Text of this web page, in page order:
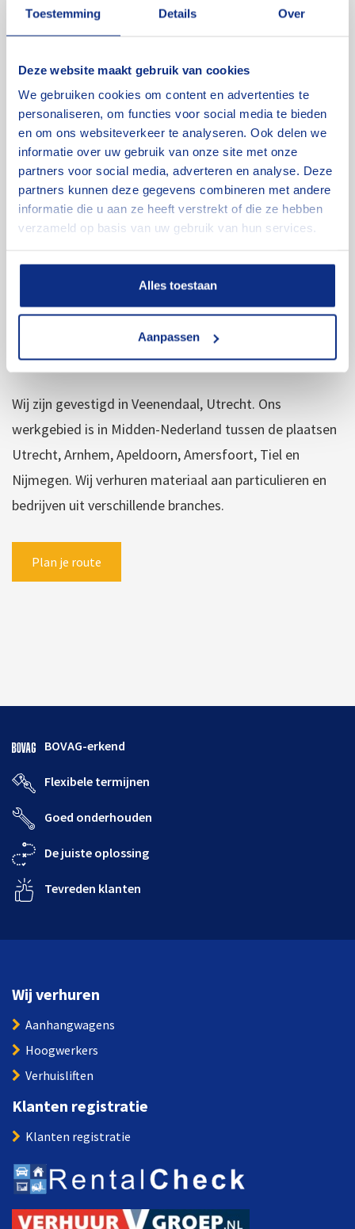
Toestemming Details Over
Deze website maakt gebruik van cookies
We gebruiken cookies om content en advertenties te
personaliseren, om functies voor social media te bieden
en om ons websiteverkeer te analyseren. Ook delen we
informatie over uw gebruik van onze site met onze
partners voor social media, adverteren en analyse. Deze
partners kunnen deze gegevens combineren met andere
informatie die u aan ze heeft verstrekt of die ze hebben
verzameld op basis van uw gebruik van hun services.
Alles toestaan
Aanpassen
Over Cluistra en
Aanhangwagens, hoogwerkers en verhuisliften: bij
Jekuntmijhuren.nl kun je voor elke klus het juiste
materiaal huren. Als specialist op dit gebied leveren wij
betrouwbaar materiaal tegen een nette prijs. We doen
wat we beloven. Dat is de kracht van goede service.
Over ons
Ons werkgebied
Wij zijn gevestigd in Veenendaal, Utrecht. Ons
werkgebied is in Midden-Nederland tussen de plaatsen
Utrecht, Arnhem, Apeldoorn, Amersfoort, Tiel en
Nijmegen. Wij verhuren materiaal aan particulieren en
bedrijven uit verschillende branches.
Plan je route
BOVAG-erkend
Flexibele termijnen
Goed onderhouden
De juiste oplossing
Tevreden klanten
Wij verhuren
Aanhangwagens
Hoogwerkers
Verhuisliften
Klanten registratie
Klanten registratie